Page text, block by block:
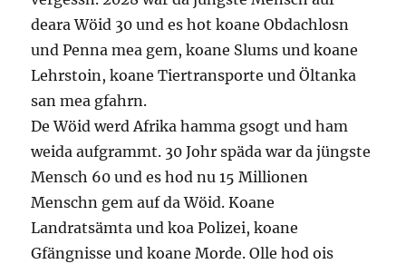
deara Wöid 30 und es hot koane Obdachlosn
und Penna mea gem, koane Slums und koane
Lehrstoin, koane Tiertransporte und Öltanka
san mea gfahrn.
De Wöid werd Afrika hamma gsogt und ham
weida aufgrammt. 30 Johr späda war da jüngste
Mensch 60 und es hod nu 15 Millionen
Menschn gem auf da Wöid. Koane
Landratsämta und koa Polizei, koane
Gfängnisse und koane Morde. Olle hod ois